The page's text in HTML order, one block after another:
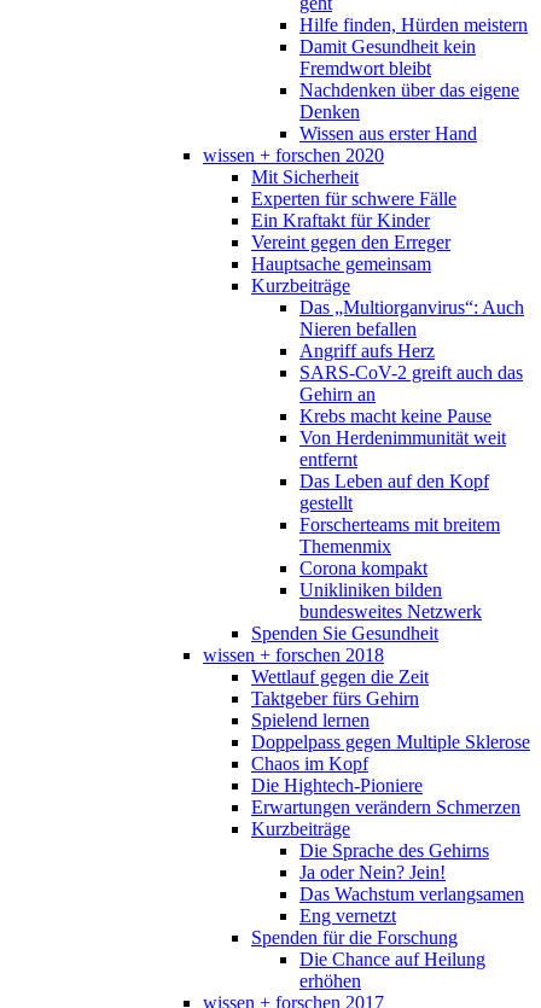
Hilfe finden, Hürden meistern
Damit Gesundheit kein
Fremdwort bleibt
Nachdenken über das eigene
Denken
Wissen aus erster Hand
wissen + forschen 2020
Mit Sicherheit
Experten für schwere Fälle
Ein Kraftakt für Kinder
Vereint gegen den Erreger
Hauptsache gemeinsam
Kurzbeiträge
Das „Multiorganvirus“: Auch
Nieren befallen
Angriff aufs Herz
SARS-CoV-2 greift auch das
Gehirn an
Krebs macht keine Pause
Von Herdenimmunität weit
entfernt
Das Leben auf den Kopf
gestellt
Forscherteams mit breitem
Themenmix
Corona kompakt
Unikliniken bilden
bundesweites Netzwerk
Spenden Sie Gesundheit
wissen + forschen 2018
Wettlauf gegen die Zeit
Taktgeber fürs Gehirn
Spielend lernen
Doppelpass gegen Multiple Sklerose
Chaos im Kopf
Die Hightech-Pioniere
Erwartungen verändern Schmerzen
Kurzbeiträge
Die Sprache des Gehirns
Ja oder Nein? Jein!
Das Wachstum verlangsamen
Eng vernetzt
Spenden für die Forschung
Die Chance auf Heilung
erhöhen
wissen + forschen 2017